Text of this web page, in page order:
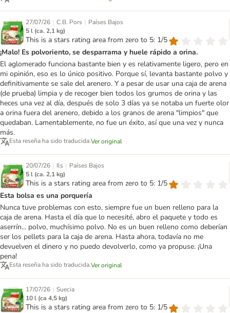
27/07/26 | C.B. Pors | Países Bajos
5 l (ca. 2,1 kg)
This is a stars rating area from zero to 5: 1/5
¡Malo! Es polvoriento, se desparrama y huele rápido a orina.
El aglomerado funciona bastante bien y es relativamente ligero, pero en
mi opinión, eso es lo único positivo. Porque sí, levanta bastante polvo y
definitivamente se sale del arenero. Y a pesar de usar una caja de arena
(de prueba) limpia y de recoger bien todos los grumos de orina y las
heces una vez al día, después de solo 3 días ya se notaba un fuerte olor
a orina fuera del arenero, debido a los granos de arena "limpios" que
quedaban. Lamentablemente, no fue un éxito, así que una vez y nunca
más.
Esta reseña ha sido traducida.Ver original
20/07/26 | Ils | Países Bajos
5 l (ca. 2,1 kg)
This is a stars rating area from zero to 5: 1/5
Esta bolsa es una porquería
Nunca tuve problemas con esto, siempre fue un buen relleno para la
caja de arena. Hasta el día que lo necesité, abro el paquete y todo es
aserrín... polvo, muchísimo polvo. No es un buen relleno como deberían
ser los pellets para la caja de arena. Hasta ahora, todavía no me
devuelven el dinero y no puedo devolverlo, como ya propuse. ¡Una
pena!
Esta reseña ha sido traducida.Ver original
17/07/26 | Suecia
10 l (ca 4,5 kg)
This is a stars rating area from zero to 5: 1/5